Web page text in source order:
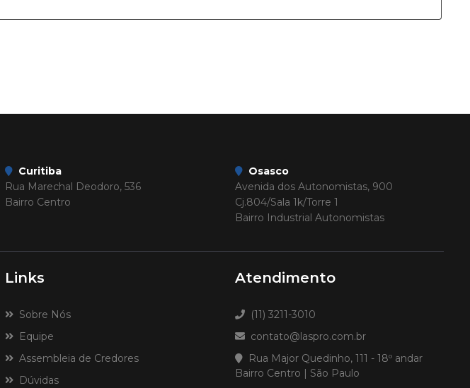
Curitiba
Rua Marechal Deodoro, 536
Bairro Centro
Osasco
Avenida dos Autonomistas, 900
Cj.804/Sala 1k/Torre 1
Bairro Industrial Autonomistas
Links
Sobre Nós
Equipe
Assembleia de Credores
Dúvidas
Atendimento
(11) 3211-3010
contato@laspro.com.br
Rua Major Quedinho, 111 - 18º andar
Bairro Centro | São Paulo